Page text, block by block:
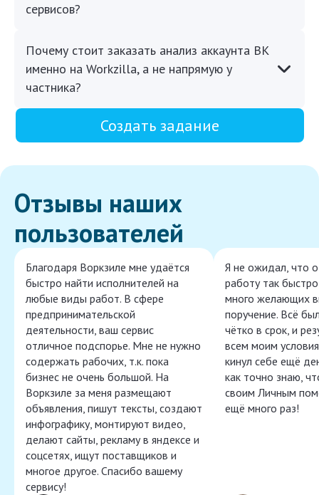
сервисов?
Почему стоит заказать анализ аккаунта ВК
именно на Workzilla, а не напрямую у
частника?
Создать задание
Отзывы наших
пользователей
Благодаря Воркзиле мне удаётся
быстро найти исполнителей на
любые виды работ. В сфере
предпринимательской
деятельности, ваш сервис
отличное подспорье. Мне не нужно
содержать рабочих, т.к. пока
бизнес не очень большой. На
Воркзиле за меня размещают
объявления, пишут тексты, создают
инфографику, монтируют видео,
делают сайты, рекламу в яндексе и
соцсетях, ищут поставщиков и
многое другое. Спасибо вашему
сервису!
Я не ожидал, что
работу так
много желающих
поручение. Всё
чётко в срок, и
всем моим
кинул себе ещё
как точно знаю,
своим Личным
ещё много раз!